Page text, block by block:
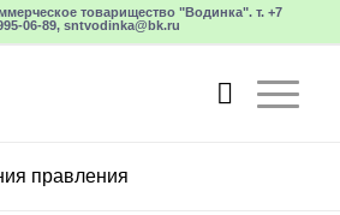
товарищество "Водинка". т. +7
06-89, sntvodinka@bk.ru
правления